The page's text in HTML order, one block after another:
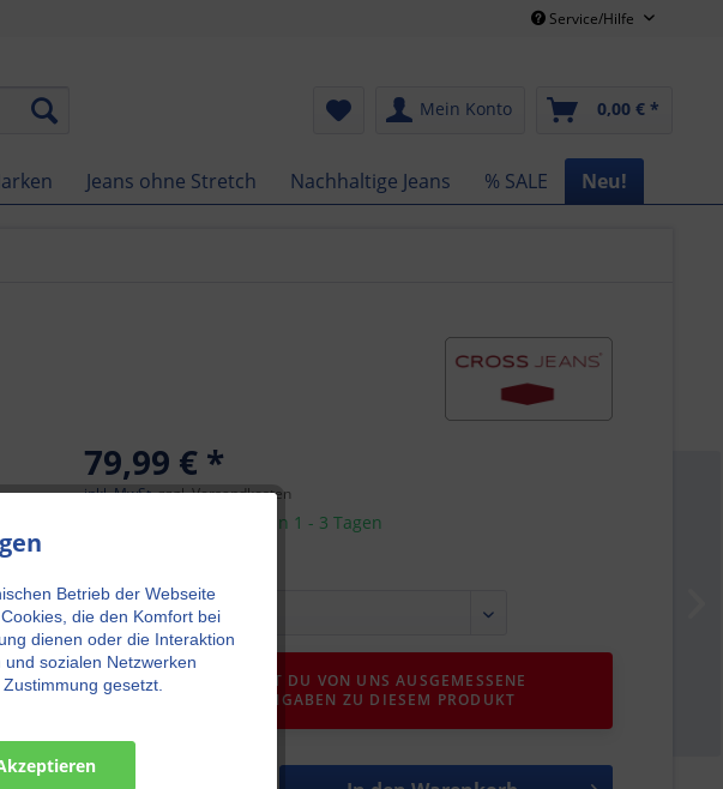
Service/Hilfe
Mein Konto 0,00 € *
Jeans ohne Stretch Nachhaltige Jeans % SALE Neu!
Betrieb der Webseite
die den Komfort bei
dienen oder die Interaktion
sozialen Netzwerken
gesetzt.
79,99 € *
inkl. MwSt.zzgl. Versandkosten
Auf Lager. Lieferung in 1 - 3 Tagen
HIER FINDEST DU VON UNS AUSGEMESSENE
GRÖSSENANGABEN ZU DIESEM PRODUKT